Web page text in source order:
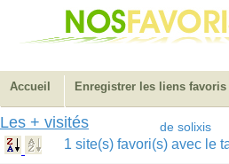
Accueil Enregistrer les liens favoris
Les + visités de solixis
1 site(s) favori(s) avec le